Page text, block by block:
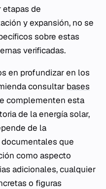
etapas de
y expansión, no se
sobre estas
verificadas.
en profundizar en los
consultar bases
complementen esta
de la energía solar,
de la
que
como aspecto
adicionales, cualquier
o figuras